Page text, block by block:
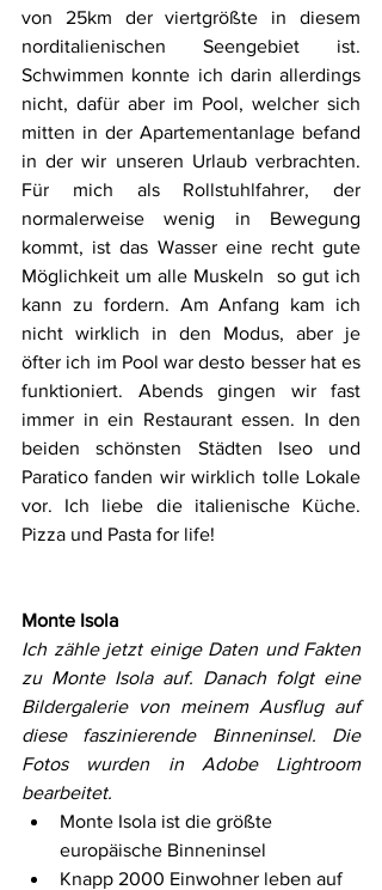
von 25km der viertgrößte in diesem
norditalienischen Seengebiet ist.
Schwimmen konnte ich darin allerdings
nicht, dafür aber im Pool, welcher sich
mitten in der Apartementanlage befand
in der wir unseren Urlaub verbrachten.
Für mich als Rollstuhlfahrer, der
normalerweise wenig in Bewegung
kommt, ist das Wasser eine recht gute
Möglichkeit um alle Muskeln  so gut ich
kann zu fordern. Am Anfang kam ich
nicht wirklich in den Modus, aber je
öfter ich im Pool war desto besser hat es
funktioniert. Abends gingen wir fast
immer in ein Restaurant essen. In den
beiden schönsten Städten Iseo und
Paratico fanden wir wirklich tolle Lokale
vor. Ich liebe die italienische Küche.
Pizza und Pasta for life!
Monte Isola
Ich zähle jetzt einige Daten und Fakten
zu Monte Isola auf. Danach folgt eine
Bildergalerie von meinem Ausflug auf
diese faszinierende Binneninsel. Die
Fotos wurden in Adobe Lightroom
bearbeitet.
Monte Isola ist die größte
europäische Binneninsel
Knapp 2000 Einwohner leben auf